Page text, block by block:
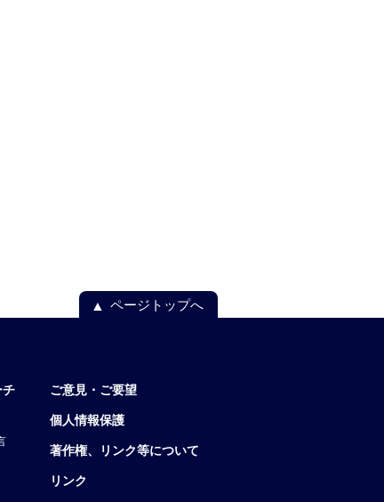
ページトップへ
チ ご意見・ご要望
個人情報保護
著作権、リンク等について
リンク